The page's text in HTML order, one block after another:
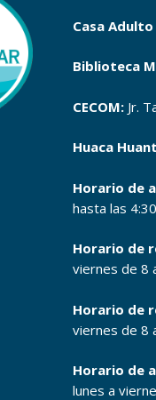
Casa
Biblioteca
CECOM: Jr.
Huaca
Horario de
hasta las
Horario de
viernes de 8
Horario de
viernes de 8
Horario de
lunes a